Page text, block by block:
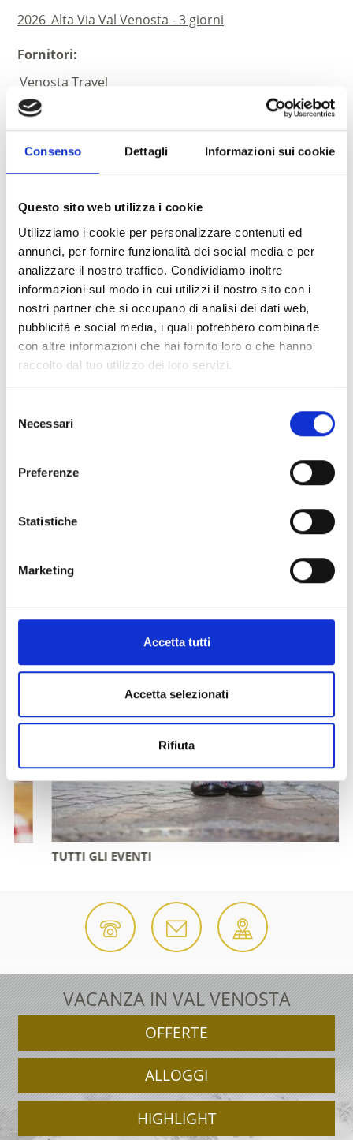
Consenso Dettagli Informazioni sui cookie
Questo sito web utilizza i cookie
Utilizziamo i cookie per personalizzare contenuti ed
annunci, per fornire funzionalità dei social media e per
analizzare il nostro traffico. Condividiamo inoltre
informazioni sul modo in cui utilizzi il nostro sito con i
nostri partner che si occupano di analisi dei dati web,
pubblicità e social media, i quali potrebbero combinarle
con altre informazioni che hai fornito loro o che hanno
raccolto dal tuo utilizzo dei loro servizi.
delNecessari
Preferenze
Statistiche
Marketing
Accetta tutti
Accetta selezionati
Rifiuta
2026_Alta Via Val Venosta - 3 giorni
Fornitori:
Venosta Travel
Tel. +39 0473 616742
www.venosta-travel.com
richiedere offerta
torna alle offerte
Altri link interessanti
TUTTI GLI EVENTI
VACANZA IN VAL VENOSTA
OFFERTE
ALLOGGI
HIGHLIGHT